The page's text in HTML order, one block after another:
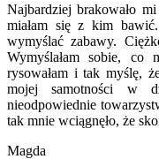
Najbardziej brakowało
miałam się z kim
wymyślać zabawy.
Wymyślałam sobie, co
rysowałam i tak myślę,
mojej samotności w
nieodpowiednie
tak mnie wciągnęło, że
Magda